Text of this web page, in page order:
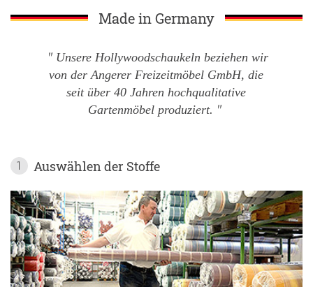
Made in Germany
Unsere Hollywoodschaukeln beziehen wir
von der Angerer Freizeitmöbel GmbH, die
seit über 40 Jahren hochqualitative
Gartenmöbel produziert.
1 Auswählen der Stoffe